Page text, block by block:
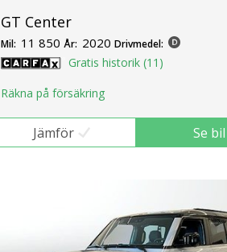
GT Center
Mil: 11 850 År: 2020 Drivmedel:
Gratis historik (11)
Räkna på försäkring
Jämför Se bil